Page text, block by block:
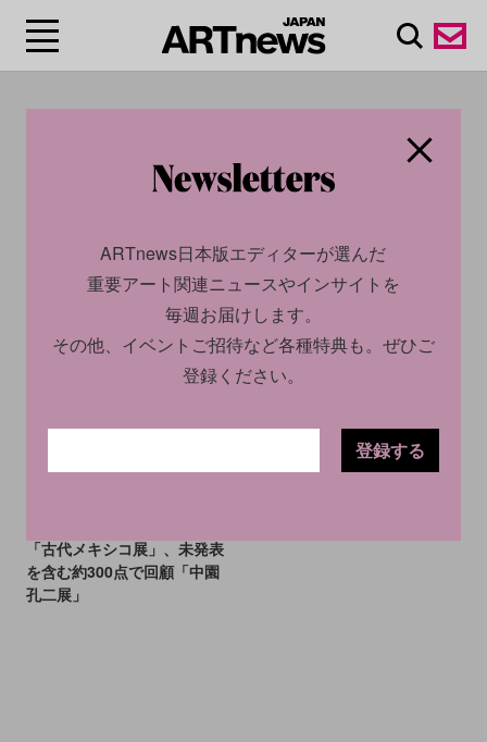
今週末に見たいアートイベン
「古代メキシコ展」、未発表
を含む約300点で回顧「中園
孔二展」
ARTnews日本版エディターが選んだ
重要アート関連ニュースやインサイトを
毎週お届けします。
その他、イベントご招待など各種特典も。ぜひご
登録ください。
登録する